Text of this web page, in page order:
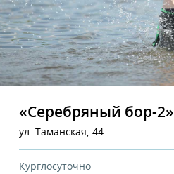
«Серебряный бор-2»
ул. Таманская, 44
Курглосуточно